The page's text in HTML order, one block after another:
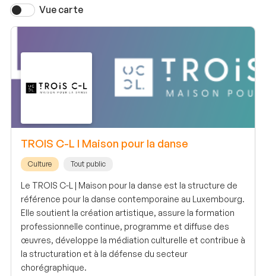
Vue carte
TROIS C-L I Maison pour la danse
Culture Tout public
Le TROIS C-L | Maison pour la danse est la structure de
référence pour la danse contemporaine au Luxembourg.
Elle soutient la création artistique, assure la formation
professionnelle continue, programme et diffuse des
œuvres, développe la médiation culturelle et contribue à
la structuration et à la défense du secteur
chorégraphique.